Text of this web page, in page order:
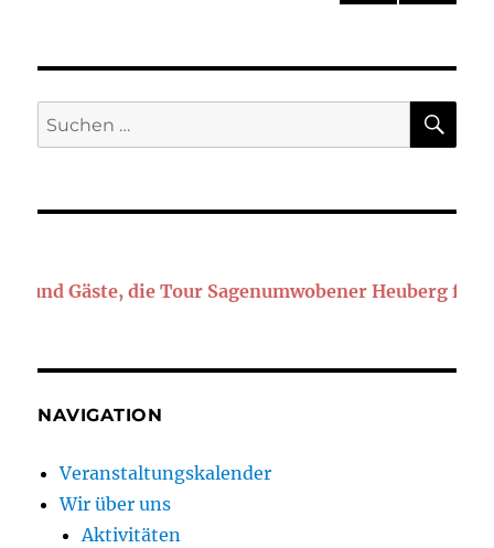
Beiträge
E
Suchen
nach:
Gäste, die Tour Sagenumwobener Heuberg findet
NAVIGATION
Veranstaltungskalender
Wir über uns
Aktivitäten